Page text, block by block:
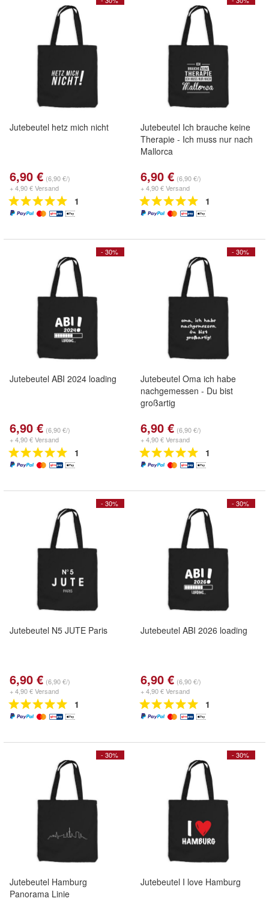
Jutebeutel hetz mich nicht
6,90 € (6,90 €/)
+ 4,90 € Versand
1
Jutebeutel Ich brauche keine
Therapie - Ich muss nur nach
Mallorca
6,90 € (6,90 €/)
+ 4,90 € Versand
1
- 30%
Jutebeutel ABI 2024 loading
6,90 € (6,90 €/)
+ 4,90 € Versand
1
- 30%
Jutebeutel Oma ich habe
nachgemessen - Du bist
großartig
6,90 € (6,90 €/)
+ 4,90 € Versand
1
- 30%
Jutebeutel N5 JUTE Paris
6,90 € (6,90 €/)
+ 4,90 € Versand
1
- 30%
Jutebeutel ABI 2026 loading
6,90 € (6,90 €/)
+ 4,90 € Versand
1
- 30%
Jutebeutel Hamburg
Panorama Linie
- 30%
Jutebeutel I love Hamburg